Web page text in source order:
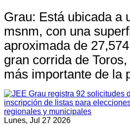
Grau: Está ubicada a
msnm, con una
aproximada de
gran corrida de
más importante de la
Lunes, Jul 27 2026